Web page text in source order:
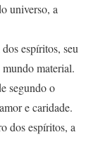
universo, a
espíritos, seu
material.
segundo o
e caridade.
dos espíritos, a